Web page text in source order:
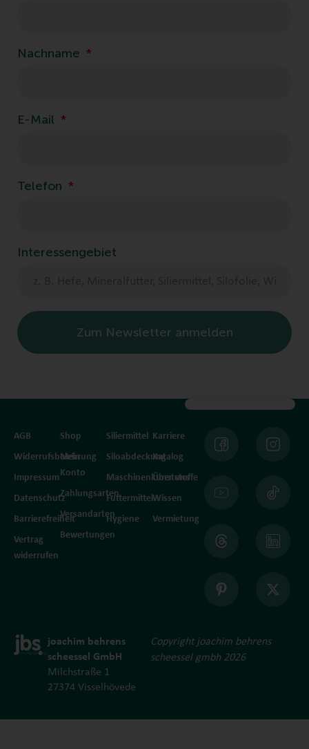
Nachname
E-Mail
Telefon
Interessengebiet
Zum Newsletter anmelden
joachim behrens
scheessel GmbH
Milchstraße 1
27374 Visselhövede
Copyright joachim behrens
scheessel gmbh 2026
AGB
Widerrufsbelehrung
Impressum
Datenschutz
Barrierefreiheit
Vertrag
widerrufen
Shop
Mein
Konto
Zahlungsarten
Versandarten
Bewertungen
Siliermittel
Siloabdeckung
Maschinenkunststoffe
Futtermittel
Hygiene
Karriere
Katalog
Über uns
Wissen
Vermietung